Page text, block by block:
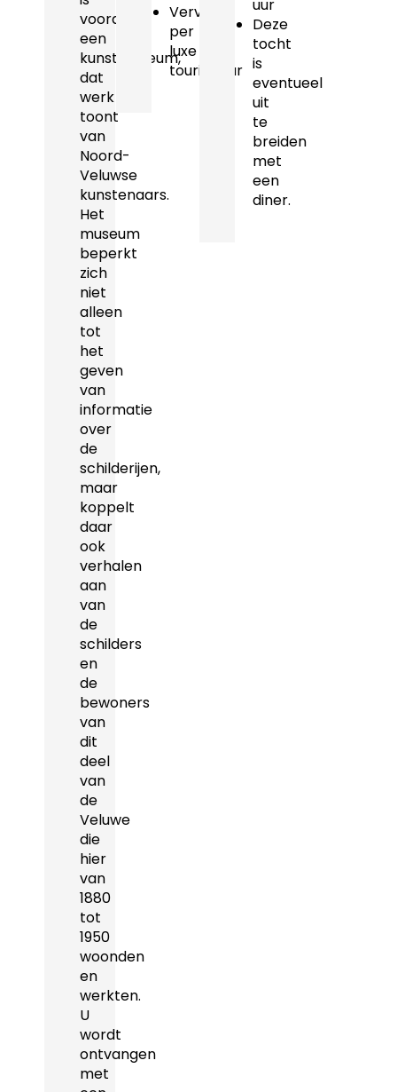
vooral
een
kunstmuseum,
dat
werk
toont
van
Noord-
Veluwse
kunstenaars.
Het
museum
beperkt
zich
niet
alleen
tot
het
geven
van
informatie
over
de
schilderijen,
maar
koppelt
daar
ook
verhalen
aan
van
de
schilders
en
de
bewoners
van
dit
deel
van
de
Veluwe
die
hier
van
1880
tot
1950
woonden
en
werkten.
U
wordt
ontvangen
met
Vervoer
per
luxe
touringcar
uur
Deze
tocht
is
eventueel
uit
te
breiden
met
een
diner.